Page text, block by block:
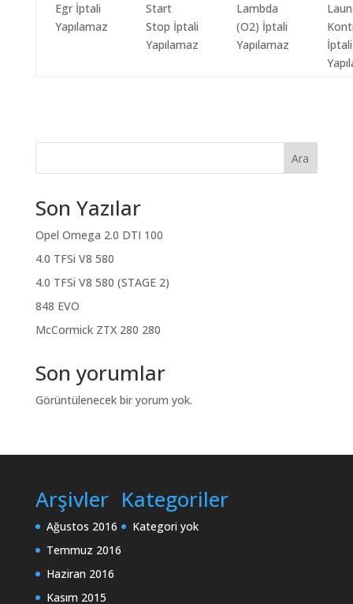
Egr İptali
Yapılamaz
Start
Stop İptali
Yapılamaz
Lambda
(O2) İptali
Yapılamaz
İptali
Ara
Son Yazılar
Opel Omega 2.0 DTI 100
4.0 TFSi V8 580
4.0 TFSi V8 580 (STAGE 2)
848 EVO
McCormick ZTX 280 280
Son yorumlar
Görüntülenecek bir yorum yok.
Arşivler
Ağustos 2016
Temmuz 2016
Haziran 2016
Kasım 2015
Kategoriler
Kategori yok